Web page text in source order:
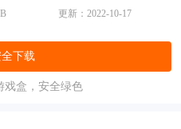
更新：2022-10-17
下载
戏盒，安全绿色